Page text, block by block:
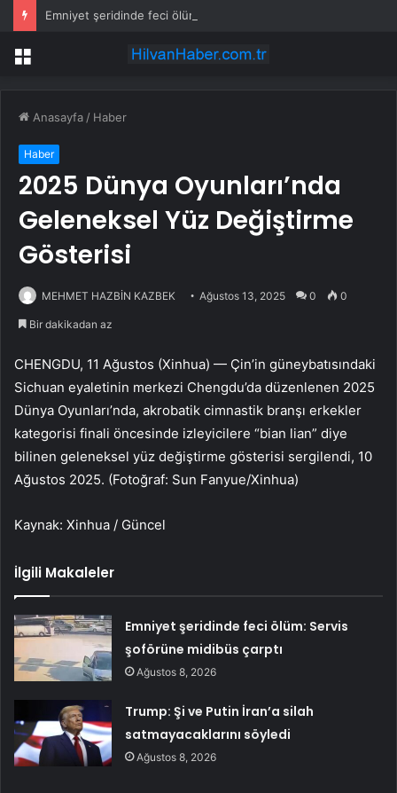
Menü
Anasayfa / Haber
Haber
2025 Dünya Oyunları’nda
Geleneksel Yüz Değiştirme
Gösterisi
MEHMET HAZBİN KAZBEK Ağustos 13, 2025 0 0
Bir dakikadan az
CHENGDU, 11 Ağustos (Xinhua) — Çin’in güneybatısındaki
Sichuan eyaletinin merkezi Chengdu’da düzenlenen 2025
Dünya Oyunları’nda, akrobatik cimnastik branşı erkekler
kategorisi finali öncesinde izleyicilere “bian lian” diye
bilinen geleneksel yüz değiştirme gösterisi sergilendi, 10
Ağustos 2025. (Fotoğraf: Sun Fanyue/Xinhua)
Kaynak: Xinhua / Güncel
İlgili Makaleler
Emniyet şeridinde feci ölüm: Servis
şoförüne midibüs çarptı
Ağustos 8, 2026
Trump: Şi ve Putin İran’a silah
satmayacaklarını söyledi
Ağustos 8, 2026